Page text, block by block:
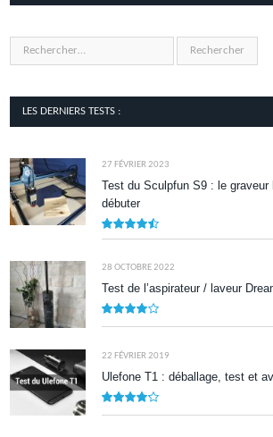
LES DERNIERS TESTS :
27 FÉVRIER 2023
Test du Sculpfun S9 : le graveur
débuter
28 OCTOBRE 2022
Test de l’aspirateur / laveur
22 FÉVRIER 2019
Ulefone T1 : déballage, test et